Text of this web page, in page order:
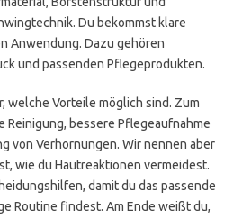
Du bekommst klare
Anwendung. Dazu gehören
und passenden Pflegeprodukten.
welche Vorteile möglich sind. Zum
Reinigung, bessere Pflegeaufnahme
von Verhornungen. Wir nennen aber
wie du Hautreaktionen vermeidest.
damit du das passende
Routine findest. Am Ende weißt du,